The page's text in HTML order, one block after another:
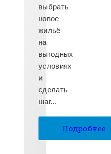
выбрать
новое
жильё
на
выгодных
условиях
и
сделать
шаг...
Подробнее